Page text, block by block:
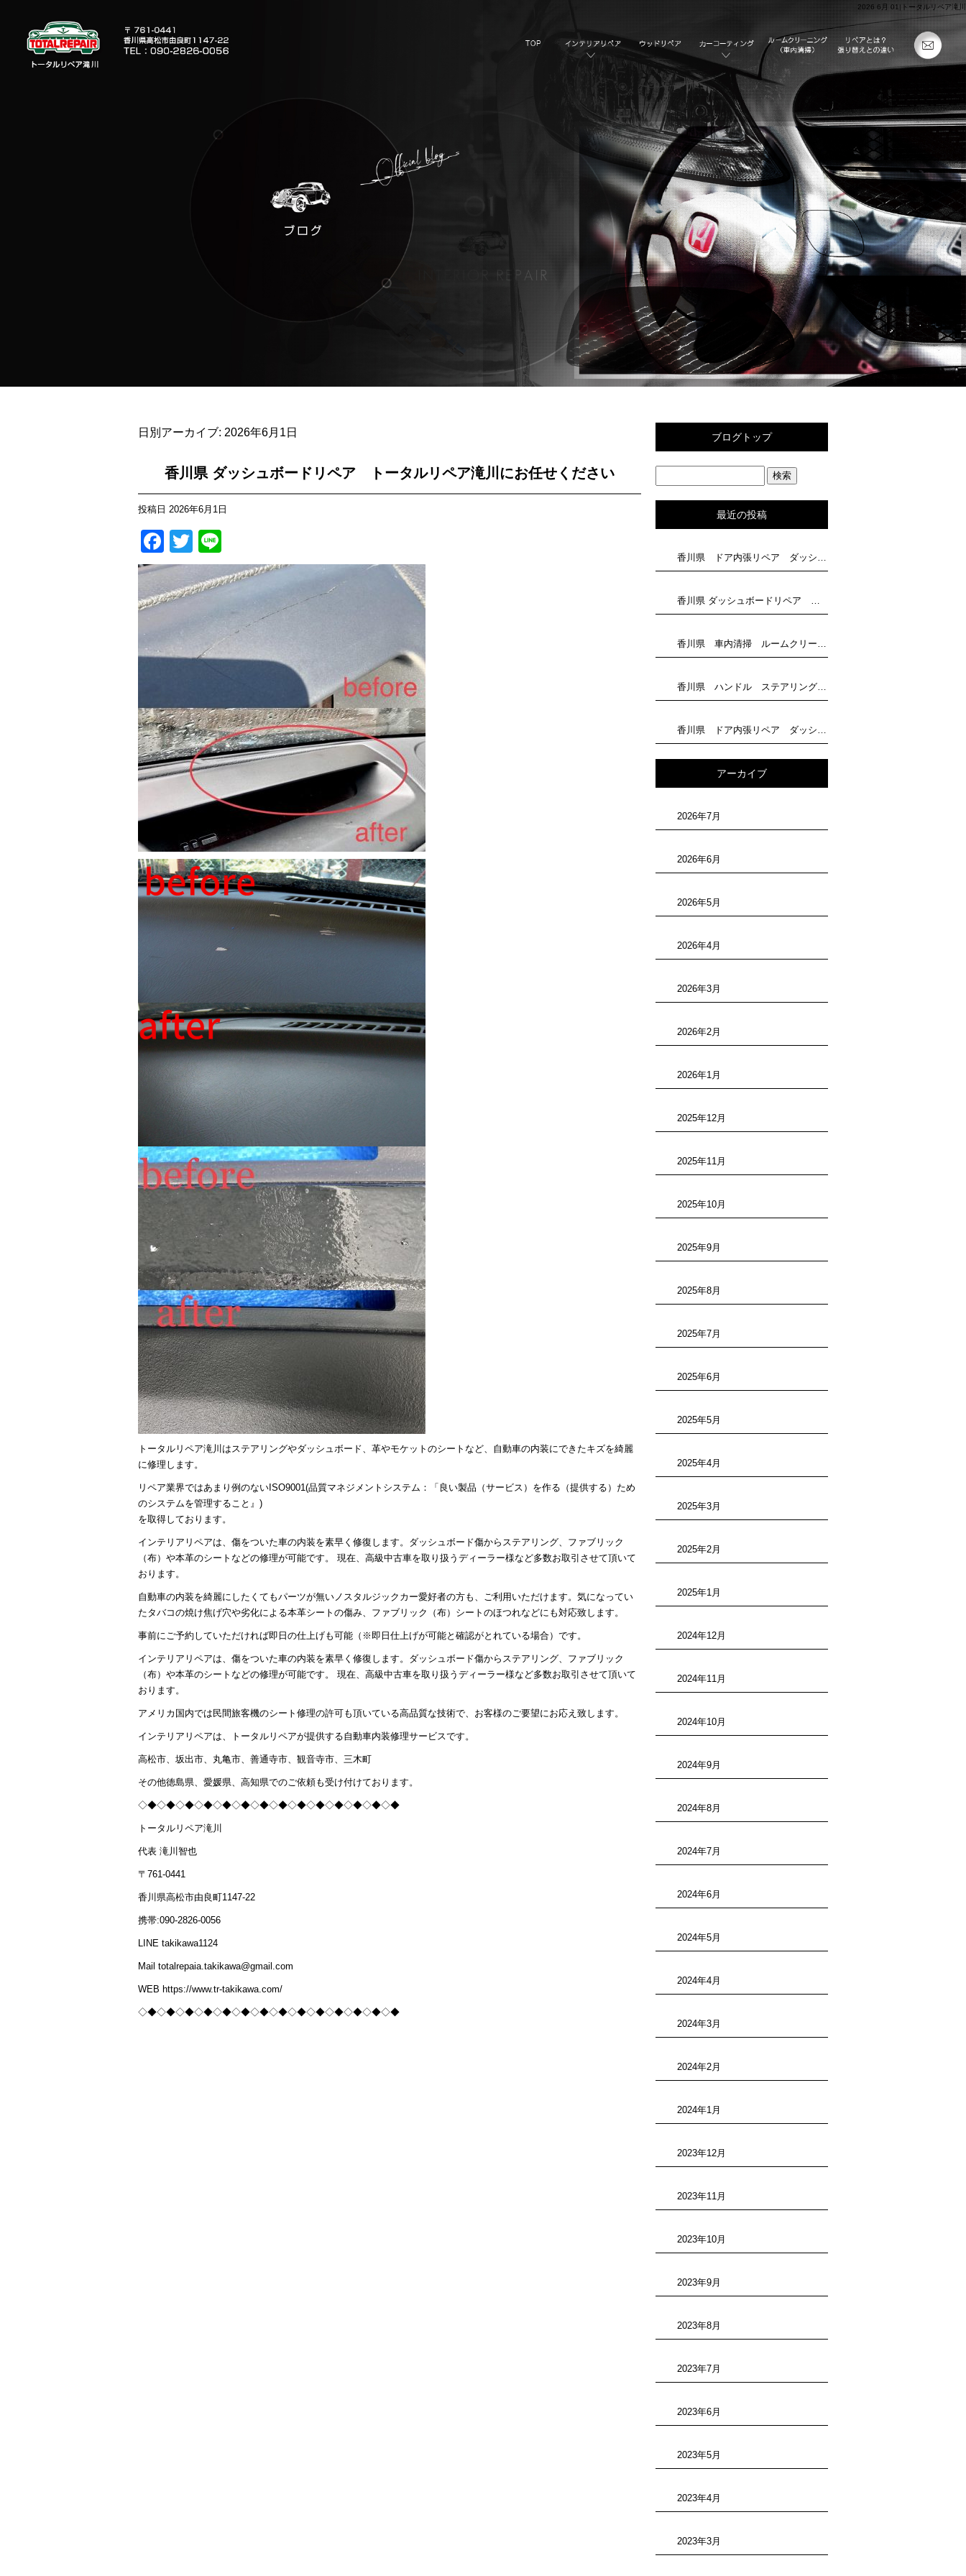
2026 6月 01|トータルリペア滝川
日別アーカイブ: 2026年6月1日
香川県 ダッシュボードリペア トータルリペア滝川にお任せください
投稿日 2026年6月1日
Facebook
Twitter
トータルリペア滝川はステアリングやダッシュボード、革やモケットのシートなど、自動車の内装にできたキズを綺麗
に修理します。
リペア業界ではあまり例のないISO9001(品質マネジメントシステム：「良い製品（サービス）を作る（提供する）ため
のシステムを管理すること』)
を取得しております。
インテリアリペアは、傷をついた車の内装を素早く修復します。ダッシュボード傷からステアリング、ファブリック
（布）や本革のシートなどの修理が可能です。 現在、高級中古車を取り扱うディーラー様など多数お取引させて頂いて
おります。
自動車の内装を綺麗にしたくてもパーツが無いノスタルジックカー愛好者の方も、ご利用いただけます。気になってい
たタバコの焼け焦げ穴や劣化による本革シートの傷み、ファブリック（布）シートのほつれなどにも対応致します。
事前にご予約していただければ即日の仕上げも可能（※即日仕上げが可能と確認がとれている場合）です。
インテリアリペアは、傷をついた車の内装を素早く修復します。ダッシュボード傷からステアリング、ファブリック
（布）や本革のシートなどの修理が可能です。 現在、高級中古車を取り扱うディーラー様など多数お取引させて頂いて
おります。
アメリカ国内では民間旅客機のシート修理の許可も頂いている高品質な技術で、お客様のご要望にお応え致します。
インテリアリペアは、トータルリペアが提供する自動車内装修理サービスです。
高松市、坂出市、丸亀市、善通寺市、観音寺市、三木町
その他徳島県、愛媛県、高知県でのご依頼も受け付けております。
◇◆◇◆◇◆◇◆◇◆◇◆◇◆◇◆◇◆◇◆◇◆◇◆◇◆◇◆
トータルリペア滝川
代表 滝川智也
〒761-0441
香川県高松市由良町1147-22
携帯:090-2826-0056
LINE takikawa1124
Mail totalrepaia.takikawa@gmail.com
WEB https://www.tr-takikawa.com/
◇◆◇◆◇◆◇◆◇◆◇◆◇◆◇◆◇◆◇◆◇◆◇◆◇◆◇◆
ブログトップ
最近の投稿
香川県 ドア内張リペア ダッシュボード補修 トータルリペア滝川にお任せください
香川県 ダッシュボードリペア トータルリペア滝川にお任せください
香川県 車内清掃 ルームクリーニングはトータルリペア滝川にお任せください！
香川県 ハンドル ステアリング 剥がれリペア トータルリペア滝川にお任せください
香川県 ドア内張リペア ダッシュボード補修 トータルリペア滝川にお任せください
アーカイブ
2026年7月
2026年6月
2026年5月
2026年4月
2026年3月
2026年2月
2026年1月
2025年12月
2025年11月
2025年10月
2025年9月
2025年8月
2025年7月
2025年6月
2025年5月
2025年4月
2025年3月
2025年2月
2025年1月
2024年12月
2024年11月
2024年10月
2024年9月
2024年8月
2024年7月
2024年6月
2024年5月
2024年4月
2024年3月
2024年2月
2024年1月
2023年12月
2023年11月
2023年10月
2023年9月
2023年8月
2023年7月
2023年6月
2023年5月
2023年4月
2023年3月